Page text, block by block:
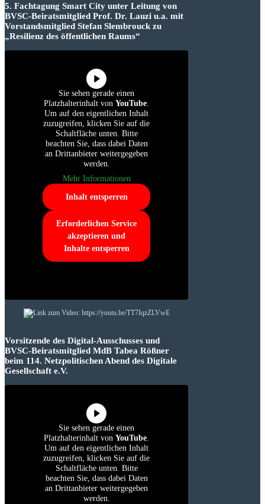
5. Fachtagung Smart City unter Leitung von
BVSC-Beiratsmitglied Prof. Dr. Lauzi u.a. mit
Vorstandsmitglied Stefan Slembrouck zu
„Resilienz des öffentlichen Raums“
Sie sehen gerade einen
Platzhalterinhalt von YouTube.
Um auf den eigentlichen Inhalt
zuzugreifen, klicken Sie auf die
Schaltfläche unten. Bitte
beachten Sie, dass dabei Daten
an Drittanbieter weitergegeben
werden.
Mehr Informationen
Inhalt entsperren
Erforderlichen Service
akzeptieren und
Inhalte entsperren
Vorsitzende des Digital-Ausschusses und
BVSC-Beiratsmitglied MdB Tabea Rößner
beim 114. Netzpolitischen Abend des Digitale
Gesellschaft e.V.
Sie sehen gerade einen
Platzhalterinhalt von YouTube.
Um auf den eigentlichen Inhalt
zuzugreifen, klicken Sie auf die
Schaltfläche unten. Bitte
beachten Sie, dass dabei Daten
an Drittanbieter weitergegeben
werden.